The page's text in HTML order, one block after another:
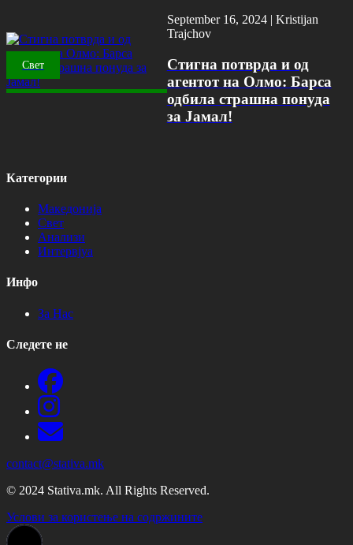
Свет
September 16, 2024 | Kristijan
Trajchov
Стигна потврда и од
агентот на Олмо: Барса
одбила страшна понуда
за Јамал!
Категории
Македонија
Свет
Анализи
Интервјуа
Инфо
За Нас
Следете не
contact@stativa.mk
© 2024 Stativa.mk. All Rights Reserved.
Услови за користење на содржините